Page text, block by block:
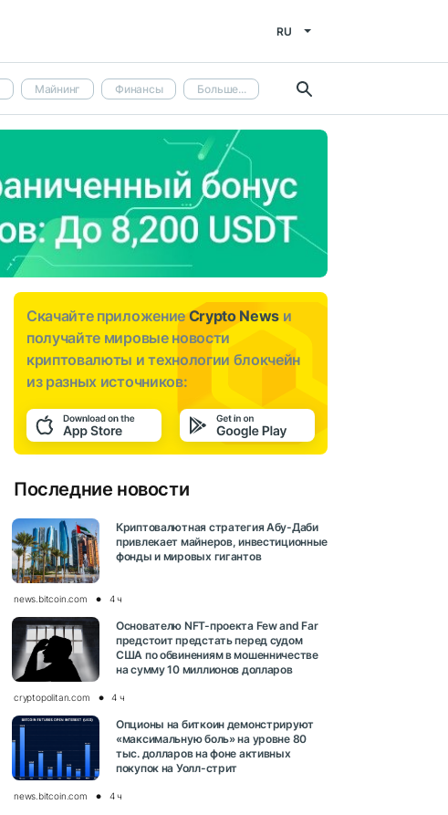
RU
Майнинг Финансы Больше...
Скачайте приложениеCrypto News и
получайте мировые новости
криптовалюты и технологии блокчейн
из разных источников:
Последние новости
Криптовалютная стратегия Абу-Даби
привлекает майнеров, инвестиционные
фонды и мировых гигантов
news.bitcoin.com 4 ч
Основателю NFT-проекта Few and Far
предстоит предстать перед судом
США по обвинениям в мошенничестве
на сумму 10 миллионов долларов
cryptopolitan.com 4 ч
Опционы на биткоин демонстрируют
«максимальную боль» на уровне 80
тыс. долларов на фоне активных
покупок на Уолл-стрит
news.bitcoin.com 4 ч